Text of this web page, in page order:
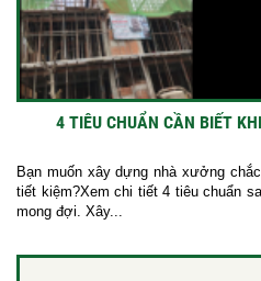
4 TIÊU CHUẨN CẦN BIẾT
Bạn muốn xây dựng nhà xưởng
tiết kiệm?Xem chi tiết 4 tiêu chuẩn
mong đợi. Xây...